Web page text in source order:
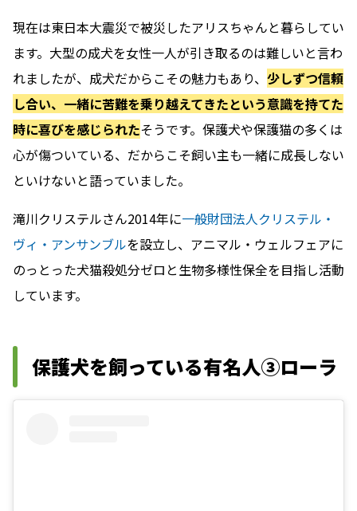
現在は東日本大震災で被災したアリスちゃんと暮らしてい
ます。大型の成犬を女性一人が引き取るのは難しいと言わ
れましたが、成犬だからこその魅力もあり、 少しずつ信頼
し合い、一緒に苦難を乗り越えてきたという意識を持てた
時に喜びを感じられたそうです。保護犬や保護猫の多くは
心が傷ついている、だからこそ飼い主も一緒に成長しない
といけないと語っていました。
滝川クリステルさん2014年に一般財団法人クリステル・
ヴィ・アンサンブルを設立し、アニマル・ウェルフェアに
のっとった犬猫殺処分ゼロと生物多様性保全を目指し活動
しています。
保護犬を飼っている有名人③ローラ